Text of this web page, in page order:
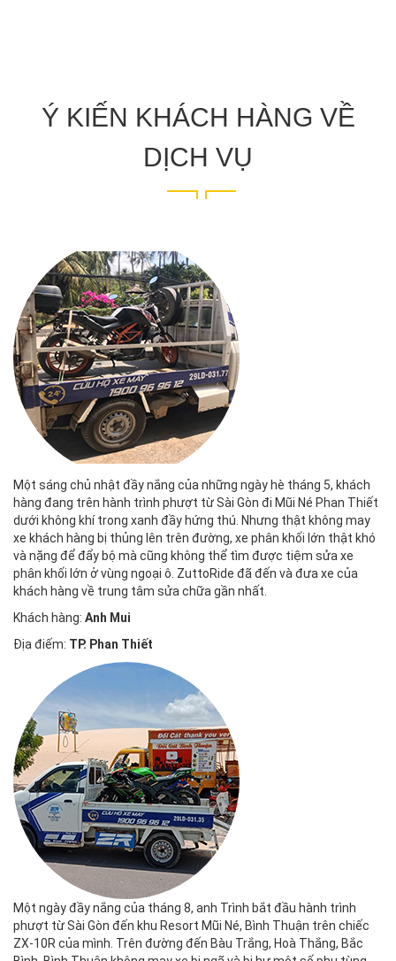
Ý KIẾN KHÁCH HÀNG VỀ
DỊCH VỤ
Một sáng chủ nhật đầy nắng của những ngày hè tháng 5, khách
hàng đang trên hành trình phượt từ Sài Gòn đi Mũi Né Phan Thiết
dưới không khí trong xanh đầy hứng thú. Nhưng thật không may
xe khách hàng bị thủng lên trên đường, xe phân khối lớn thật khó
và nặng để đẩy bộ mà cũng không thể tìm được tiệm sửa xe
phân khối lớn ở vùng ngoại ô. ZuttoRide đã đến và đưa xe của
khách hàng về trung tâm sửa chữa gần nhất.
Khách hàng: Anh Mui
Địa điếm: TP. Phan Thiết
Một ngày đầy nắng của tháng 8, anh Trình bắt đầu hành trình
phượt từ Sài Gòn đến khu Resort Mũi Né, Bình Thuận trên chiếc
ZX-10R của mình. Trên đường đến Bàu Trắng, Hoà Thắng, Bắc